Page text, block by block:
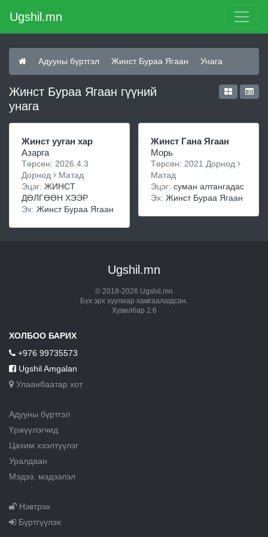
Ugshil.mn
Адууны бүртгэл Жинст Бураа Ягаан Унага
Жинст Бураа Ягаан гүүний
унага
Жинст ууган хар
Азарга
Төрсөн: 2026.4.3
Дорнод
Матад
Эцэг: ЖИНСТ
ДӨЛГӨӨН ХЭЭР
Эх: Жинст Бураа Ягаан
Жинст Гана Ягаан
Морь
Төрсөн: 2021 Дорнод
Матад
Эцэг: суман алтангадас
Эх: Жинст Бураа Ягаан
Ugshil.mn
© 2018-2026 Ugshil.mn
Бүх эрх хуулиар хамгаалагдсан.
Хувилбар 2.6
ХОЛБОО БАРИХ
+976 99735573
Ugshil Amgalan
Улаанбаатар хот
Адууны бүртгэл
Үржүүлэгчид
Цахим хээлтүүлэг
Уралдаан
Мэдээ, мэдээлэл
Нэвтрэх
Бүртгүүлэх